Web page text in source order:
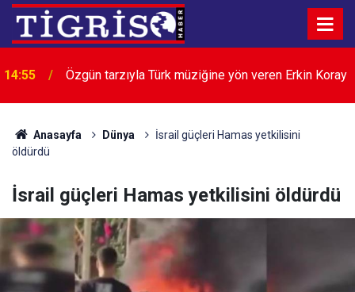
14:55 Özgün tarzıyla Türk müziğine yön veren Erkin Koray
Anasayfa Dünya
İsrail güçleri Hamas yetkilisini
öldürdü
İsrail güçleri Hamas yetkilisini öldürdü